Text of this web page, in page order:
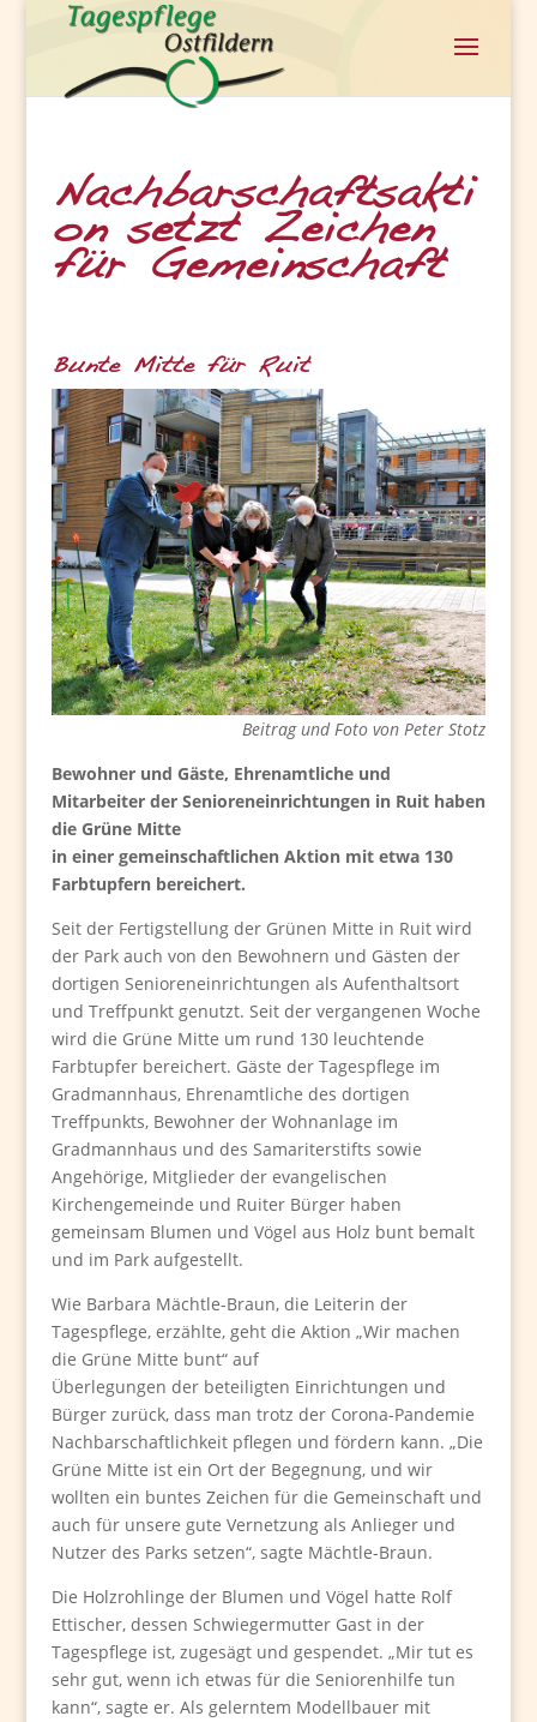
Nachbarschaftsakti
on setzt Zeichen
für Gemeinschaft
Bunte Mitte für Ruit
Beitrag und Foto von Peter Stotz
Bewohner und Gäste, Ehrenamtliche und
Mitarbeiter der Senioreneinrichtungen in Ruit haben
die Grüne Mitte
in einer gemeinschaftlichen Aktion mit etwa 130
Farbtupfern bereichert.
Seit der Fertigstellung der Grünen Mitte in Ruit wird
der Park auch von den Bewohnern und Gästen der
dortigen Senioreneinrichtungen als Aufenthaltsort
und Treffpunkt genutzt. Seit der vergangenen Woche
wird die Grüne Mitte um rund 130 leuchtende
Farbtupfer bereichert. Gäste der Tagespflege im
Gradmannhaus, Ehrenamtliche des dortigen
Treffpunkts, Bewohner der Wohnanlage im
Gradmannhaus und des Samariterstifts sowie
Angehörige, Mitglieder der evangelischen
Kirchengemeinde und Ruiter Bürger haben
gemeinsam Blumen und Vögel aus Holz bunt bemalt
und im Park aufgestellt.
Wie Barbara Mächtle-Braun, die Leiterin der
Tagespflege, erzählte, geht die Aktion „Wir machen
die Grüne Mitte bunt“ auf
Überlegungen der beteiligten Einrichtungen und
Bürger zurück, dass man trotz der Corona-Pandemie
Nachbarschaftlichkeit pflegen und fördern kann. „Die
Grüne Mitte ist ein Ort der Begegnung, und wir
wollten ein buntes Zeichen für die Gemeinschaft und
auch für unsere gute Vernetzung als Anlieger und
Nutzer des Parks setzen“, sagte Mächtle-Braun.
Die Holzrohlinge der Blumen und Vögel hatte Rolf
Ettischer, dessen Schwiegermutter Gast in der
Tagespflege ist, zugesägt und gespendet. „Mir tut es
sehr gut, wenn ich etwas für die Seniorenhilfe tun
kann“, sagte er. Als gelerntem Modellbauer mit